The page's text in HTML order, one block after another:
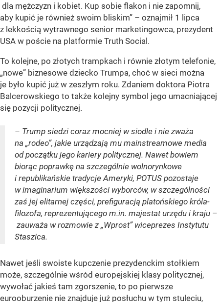
dla mężczyzn i kobiet. Kup sobie flakon i nie zapomnij,
aby kupić je również swoim bliskim” – oznajmił 1 lipca
z lekkością wytrawnego senior marketingowca, prezydent
USA w poście na platformie Truth Social.
To kolejne, po złotych trampkach i równie złotym telefonie,
„nowe” biznesowe dziecko Trumpa, choć w sieci można
je było kupić już w zeszłym roku. Zdaniem doktora Piotra
Balcerowskiego to także kolejny symbol jego umacniającej
się pozycji politycznej.
– Trump siedzi coraz mocniej w siodle i nie zważa
na „rodeo”, jakie urządzają mu mainstreamowe media
od początku jego kariery politycznej. Nawet bowiem
biorąc poprawkę na szczególnie wolnorynkowe
i republikańskie tradycje Ameryki, POTUS pozostaje
w imaginarium większości wyborców, w szczególności
zaś jej elitarnej części, prefiguracją platońskiego króla-
filozofa, reprezentującego m.in. majestat urzędu i kraju –
zauważa w rozmowie z „Wprost” wiceprezes Instytutu
Staszica.
Nawet jeśli swoiste kupczenie prezydenckim stołkiem
może, szczególnie wśród europejskiej klasy politycznej,
wywołać jakieś tam zgorszenie, to po pierwsze
eurooburzenie nie znajduje już posłuchu w tym stuleciu,